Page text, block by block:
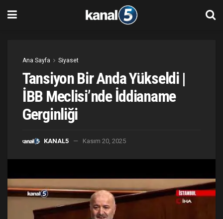
Ana Sayfa Siyaset
Tansiyon Bir Anda Yükseldi |
İBB Meclisi’nde İddianame
Gerginliği
KANAL5 Kasım 20, 2025